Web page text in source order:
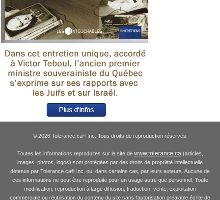
© 2026 Tolerance.ca®Inc. Tous droits de reproduction réservés.
Toutes les informations reproduites sur le site de www.tolerance.ca(articles,
images, photos, logos) sont protégées par des droits de propriété intellectuelle
détenus par Tolerance.ca® Inc. ou, dans certains cas, par leurs auteurs. Aucune de
ces informations ne peut être reproduite pour un usage autre que personnel. Toute
modification, reproduction à large diffusion, traduction, vente, exploitation
commerciale ou réutilisation du contenu du site sans l'autorisation préalable écrite de